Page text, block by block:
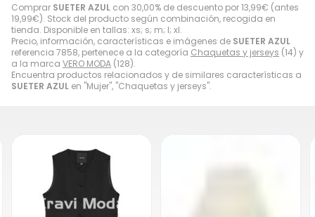
Comprar SUETER AZUL con 30,00% de descuento por13,99€ (antes
19,99€). Stock del producto según combinación, recogida en
tienda. Disponible en tallas: xs; s; m; l; xl.
Precio, información, características e imágenes de SUETER AZUL
referencia 7858, pertenece a la categoría Chaquetas y jerseys (14) y
a la marca VERO MODA (128).
Encuentra productos relacionados y de similares características a
SUETER AZUL en "Mujer", "Chaquetas y jerseys".